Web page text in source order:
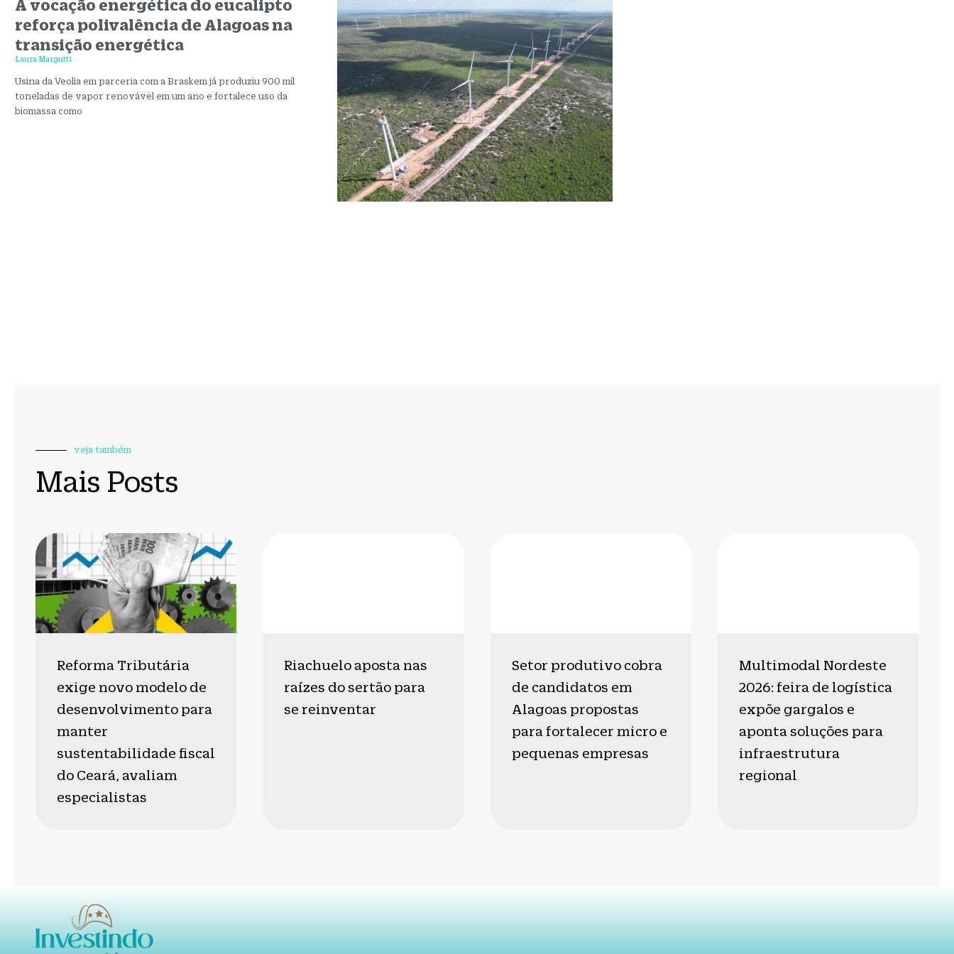
A vocação energética do eucalipto
reforça polivalência de Alagoas na
transição energética
Laura Margutti
Usina da Veolia em parceria com a Braskem já produziu 900 mil
toneladas de vapor renovável em um ano e fortalece uso da
biomassa como
veja também
Mais Posts
Reforma Tributária
exige novo modelo de
desenvolvimento para
manter
sustentabilidade fiscal
do Ceará, avaliam
especialistas
Riachuelo aposta nas
raízes do sertão para
se reinventar
Setor produtivo cobra
de candidatos em
Alagoas propostas
para fortalecer micro e
pequenas empresas
Multimodal Nordeste
2026: feira de logística
expõe gargalos e
aponta soluções para
infraestrutura
regional